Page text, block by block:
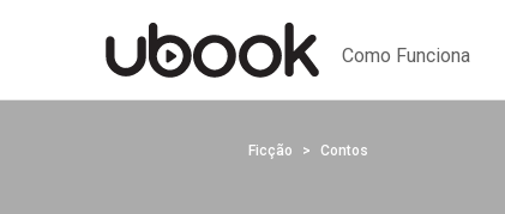
Como Funciona
Ficção Contos